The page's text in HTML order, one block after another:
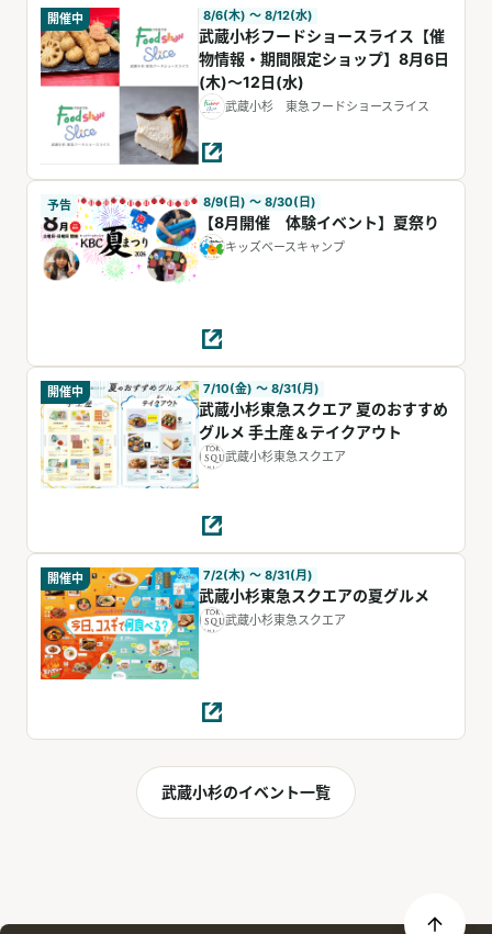
開催中 8/6(木) 〜 8/12(水)
武蔵小杉フードショースライス【催
物情報・期間限定ショップ】8月6日
(木)～12日(水)
武蔵小杉 東急フードショースライス
予告 8/9(日) 〜 8/30(日)
【8月開催 体験イベント】夏祭り
キッズベースキャンプ
開催中 7/10(金) 〜 8/31(月)
武蔵小杉東急スクエア 夏のおすすめ
グルメ 手土産＆テイクアウト
武蔵小杉東急スクエア
開催中 7/2(木) 〜 8/31(月)
武蔵小杉東急スクエアの夏グルメ
武蔵小杉東急スクエア
武蔵小杉のイベント一覧